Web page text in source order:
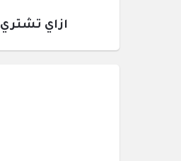
ازاي تشتري